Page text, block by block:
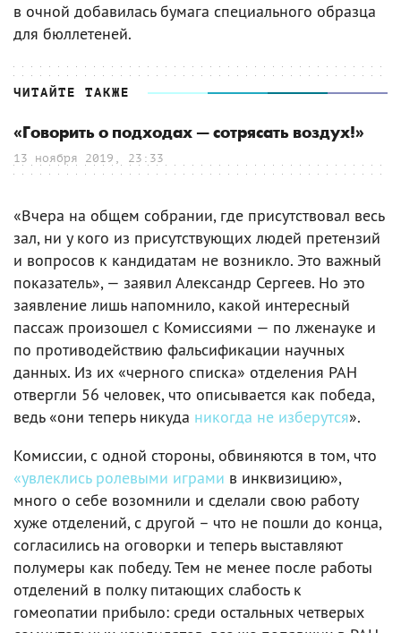
в очной добавилась бумага специального образца
для бюллетеней.
ЧИТАЙТЕ ТАКЖЕ
«Говорить о подходах — сотрясать воздух!»
13 ноября 2019, 23:33
«Вчера на общем собрании, где присутствовал весь
зал, ни у кого из присутствующих людей претензий
и вопросов к кандидатам не возникло. Это важный
показатель», — заявил Александр Сергеев. Но это
заявление лишь напомнило, какой интересный
пассаж произошел с Комиссиями — по лженауке и
по противодействию фальсификации научных
данных. Из их «черного списка» отделения РАН
отвергли 56 человек, что описывается как победа,
ведь «они теперь никуда никогда не изберутся».
Комиссии, с одной стороны, обвиняются в том, что
«увлеклись ролевыми играми в инквизицию»,
много о себе возомнили и сделали свою работу
хуже отделений, с другой – что не пошли до конца,
согласились на оговорки и теперь выставляют
полумеры как победу. Тем не менее после работы
отделений в полку питающих слабость к
гомеопатии прибыло: среди остальных четверых